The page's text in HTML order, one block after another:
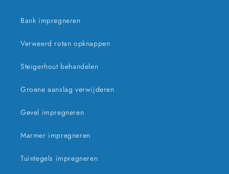
Bank impregneren
Verweerd rotan opknappen
Steigerhout behandelen
Groene aanslag verwijderen
Gevel impregneren
Marmer impregneren
Tuintegels impregneren